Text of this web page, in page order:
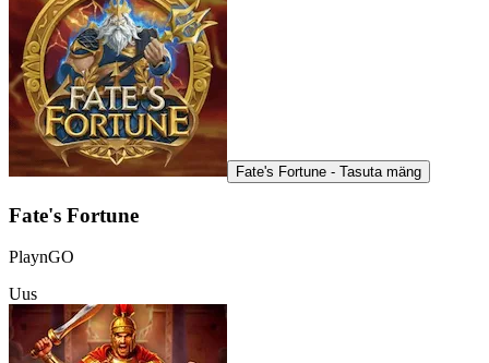
Fate's Fortune - Tasuta mäng
Fate's Fortune
PlaynGO
Uus